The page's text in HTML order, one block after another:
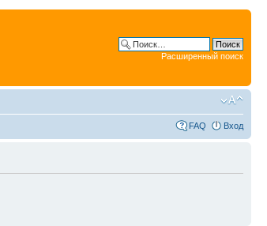
Расширенный поиск
FAQ Вход